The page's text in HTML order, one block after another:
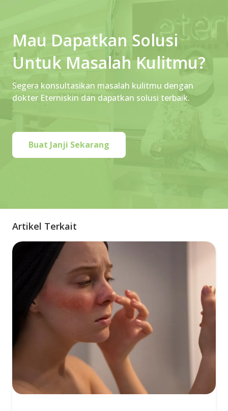
Mau Dapatkan Solusi
Untuk Masalah Kulitmu?
Segera konsultasikan masalah kulitmu dengan
dokter Eterniskin dan dapatkan solusi terbaik.
Buat Janji Sekarang
Artikel Terkait